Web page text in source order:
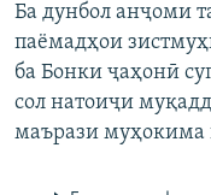
Ба дунбол анҷоми
паёмадҳои
ба Бонки ҷаҳонӣ
сол натоиҷи
маърази муҳокима